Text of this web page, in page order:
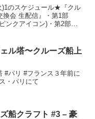
トランプ大
ドン イラクディナ
ックインカム
のスケジュール★『クル
換会 生配信』・第1部
ンクアイコン)・第2部
ル塔〜クルーズ船上
#パリ #フランス３年前に
・パリにて
船クラフト #3 – 豪